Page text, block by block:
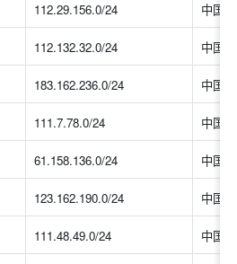
112.29.156.0/24 中国
112.132.32.0/24 中国
183.162.236.0/24 中国
111.7.78.0/24 中国
61.158.136.0/24 中国
123.162.190.0/24 中国
111.48.49.0/24 中国